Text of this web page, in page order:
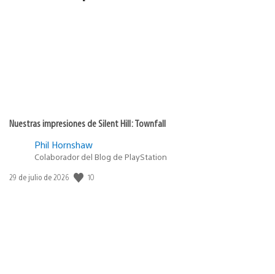
Nuestras impresiones de Silent Hill: Townfall
Phil Hornshaw
Colaborador del Blog de PlayStation
Fecha
29 de julio de 2026 10